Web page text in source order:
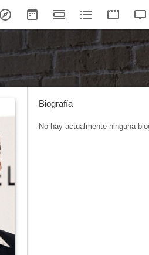
Biografía
No hay actualmente ninguna